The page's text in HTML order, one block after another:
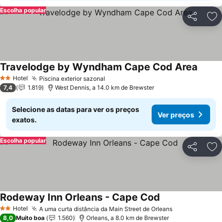
Partilhar
Escolha popular
2 Estrelas
Hotel Piscina exterior sazonal
Travelodge by Wyndham Cape Cod Area
7,4 1.819 West Dennis, a 14.0 km de Brewster
Selecione as datas para ver os preços
exatos.
Ver preços
Partilhar
Escolha popular
2 Estrelas
Hotel A uma curta distância da Main Street de OrleansVer preços
Rodeway Inn Orleans - Cape Cod
8,0 Muito boa 1.560 Orleans, a 8.0 km de Brewster